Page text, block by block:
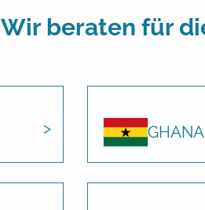
Wir beraten für
GHANA